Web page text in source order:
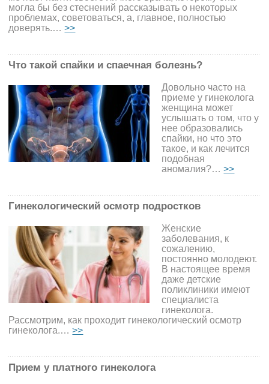
могла бы без стеснений рассказывать о некоторых
проблемах, советоваться, а, главное, полностью
доверять.…>>
Что такой спайки и спаечная болезнь?
Довольно часто на
приеме у гинеколога
женщина может
услышать о том, что у
нее образовались
спайки, но что это
такое, и как лечится
подобная
аномалия?…>>
Гинекологический осмотр подростков
Женские
заболевания, к
сожалению,
постоянно молодеют.
В настоящее время
даже детские
поликлиники имеют
специалиста
гинеколога.
Рассмотрим, как проходит гинекологический осмотр
гинеколога.…>>
Прием у платного гинеколога